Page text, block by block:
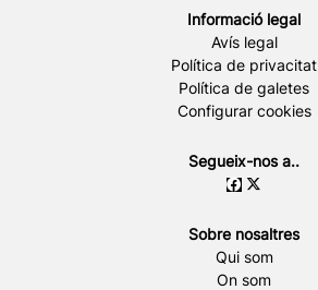
Informació legal
Avís legal
Política de privacitat
Política de galetes
Configurar cookies
Segueix-nos a..
Sobre nosaltres
Qui som
On som